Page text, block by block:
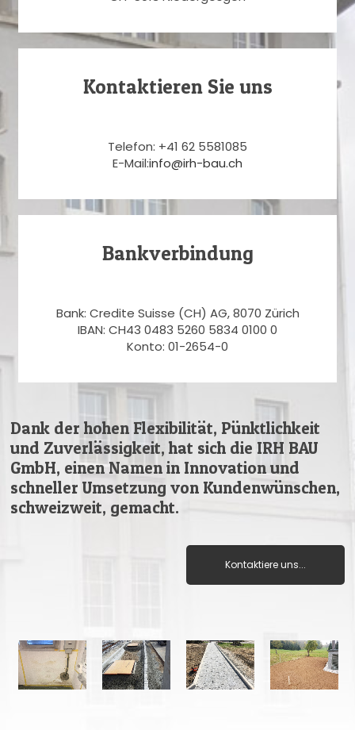
Kontaktieren Sie uns
Telefon: +41 62 5581085
E-Mail:info@irh-bau.ch
Bankverbindung
Bank: Credite Suisse (CH) AG, 8070 Zürich
IBAN: CH43 0483 5260 5834 0100 0
Konto: 01-2654-0
Dank der hohen Flexibilität, Pünktlichkeit
und Zuverlässigkeit, hat sich die IRH BAU
GmbH, einen Namen in Innovation und
schneller Umsetzung von Kundenwünschen,
schweizweit, gemacht.
Kontaktiere uns...